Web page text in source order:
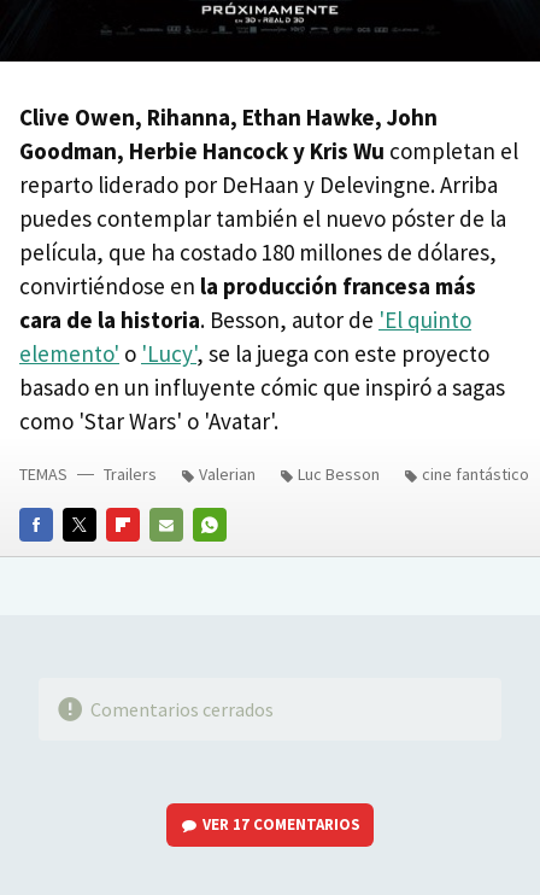
Clive Owen, Rihanna, Ethan Hawke, John
Goodman, Herbie Hancock y Kris Wu completan el
reparto liderado por DeHaan y Delevingne. Arriba
puedes contemplar también el nuevo póster de la
película, que ha costado 180 millones de dólares,
convirtiéndose en la producción francesa más
cara de la historia. Besson, autor de 'El quinto
elemento' o 'Lucy', se la juega con este proyecto
basado en un influyente cómic que inspiró a sagas
como 'Star Wars' o 'Avatar'.
FACEBOOKTWITTERFLIPBOARD
E-
WHATSAPP
TEMAS Trailers Valerian Luc Besson cine fantástico
Comentarios cerrados
VER 17 COMENTARIOS